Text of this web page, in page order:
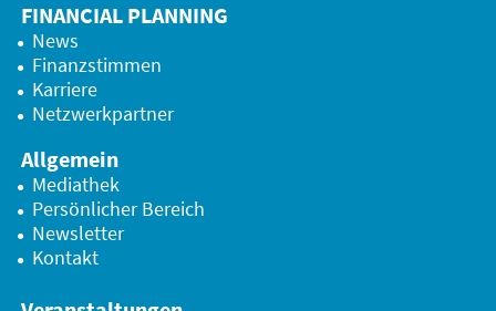
FINANCIAL PLANNING
News
Finanzstimmen
Karriere
Netzwerkpartner
Allgemein
Mediathek
Persönlicher Bereich
Newsletter
Kontakt